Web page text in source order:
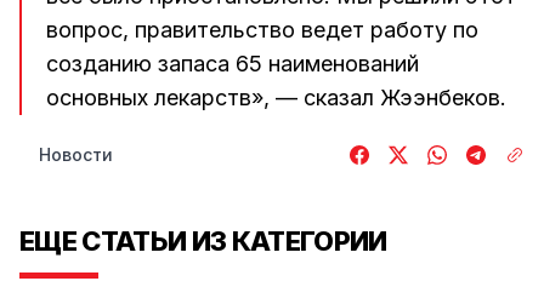
вопрос, правительство ведет работу по
созданию запаса 65 наименований
основных лекарств», — сказал Жээнбеков.
Новости
ЕЩЕ СТАТЬИ ИЗ КАТЕГОРИИ